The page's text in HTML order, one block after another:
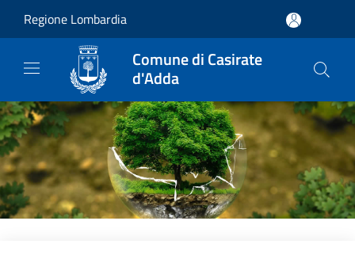
Regione Lombardia
Comune di Casirate
d'Adda